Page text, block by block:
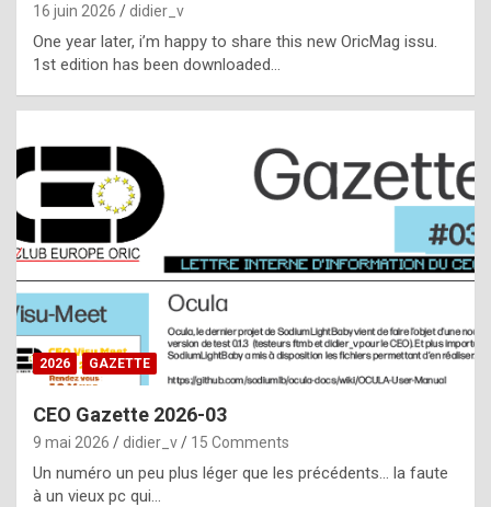
l
t
t
s
t
a
s
i
e
f
16 juin 2026 didier_v
One year later, i’m happy to share this new OricMag issu.
1st edition has been downloaded…
2026 GAZETTE
CEO Gazette 2026-03
9 mai 2026 didier_v 15 Comments
Un numéro un peu plus léger que les précédents… la faute
à un vieux pc qui…